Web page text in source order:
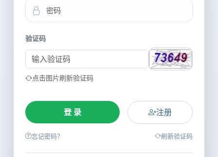
验证码
点击图片刷新验证码
注册
忘记密码？ 刷新验证码